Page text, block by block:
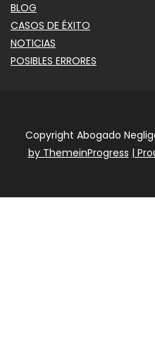
BLOG
CASOS DE ÉXITO
NOTICIAS
POSIBLES ERRORES
Copyright Abogado
by ThemeinProgress |